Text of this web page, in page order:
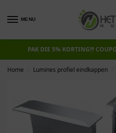
MENU
PAK DIE 5% KORTING!!!
Home Lumines profiel eindkappen